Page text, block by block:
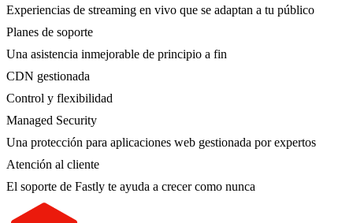
Experiencias de streaming en vivo que se adaptan a tu público
Planes de soporte
Una asistencia inmejorable de principio a fin
CDN gestionada
Control y flexibilidad
Managed Security
Una protección para aplicaciones web gestionada por expertos
Atención al cliente
El soporte de Fastly te ayuda a crecer como nunca